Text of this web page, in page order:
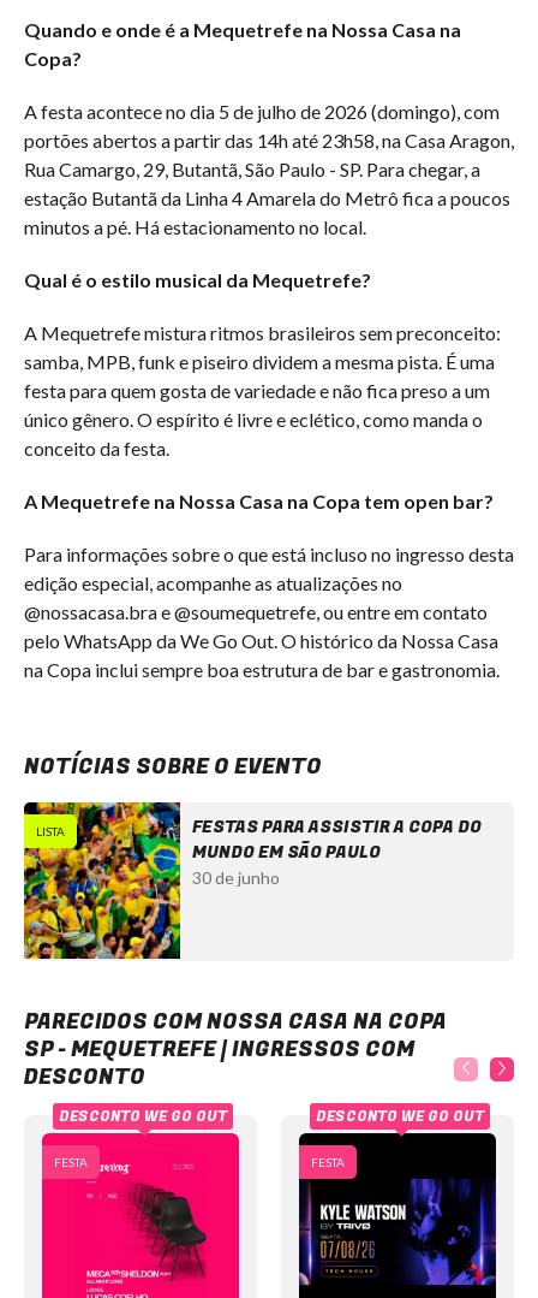
Quando e onde é a Mequetrefe na Nossa Casa na
Copa?
A festa acontece no dia 5 de julho de 2026 (domingo), com
portões abertos a partir das 14h até 23h58, na Casa Aragon,
Rua Camargo, 29, Butantã, São Paulo - SP. Para chegar, a
estação Butantã da Linha 4 Amarela do Metrô fica a poucos
minutos a pé. Há estacionamento no local.
Qual é o estilo musical da Mequetrefe?
A Mequetrefe mistura ritmos brasileiros sem preconceito:
samba, MPB, funk e piseiro dividem a mesma pista. É uma
festa para quem gosta de variedade e não fica preso a um
único gênero. O espírito é livre e eclético, como manda o
conceito da festa.
A Mequetrefe na Nossa Casa na Copa tem open bar?
Para informações sobre o que está incluso no ingresso desta
edição especial, acompanhe as atualizações no
@nossacasa.bra e @soumequetrefe, ou entre em contato
pelo WhatsApp da We Go Out. O histórico da Nossa Casa
na Copa inclui sempre boa estrutura de bar e gastronomia.
NOTÍCIAS SOBRE O EVENTO
LISTA
FESTAS PARA ASSISTIR A COPA DO
MUNDO EM SÃO PAULO
30 de junho
PARECIDOS COM NOSSA CASA NA COPA
SP - MEQUETREFE | INGRESSOS COM
DESCONTO
FESTA
DESCONTO WE GO OUT
FESTA
DESCONTO WE GO OUT